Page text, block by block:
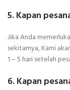
5. Kapan
Jika Anda
sekitarnya, Kami
1 – 5 hari setelah
6. Kapan